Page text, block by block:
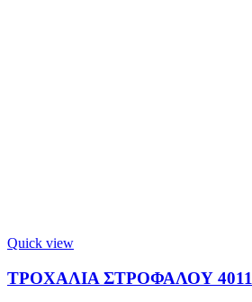
Quick view
ΤΡΟΧΑΛΙΑ ΣΤΡΟΦΑΛΟΥ